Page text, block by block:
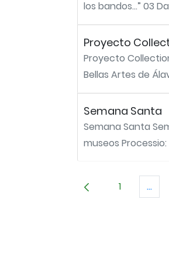
los bandos…” 03
Proyecto
Proyecto
Bellas Artes de
Semana Santa
Semana Santa
museos
Página
1 ...